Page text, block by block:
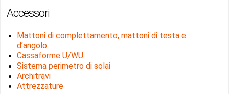
Accessori
Mattoni di complettamento, mattoni di testa e
d’angolo
Cassaforme U/WU
Sistema perimetro di solai
Architravi
Attrezzature